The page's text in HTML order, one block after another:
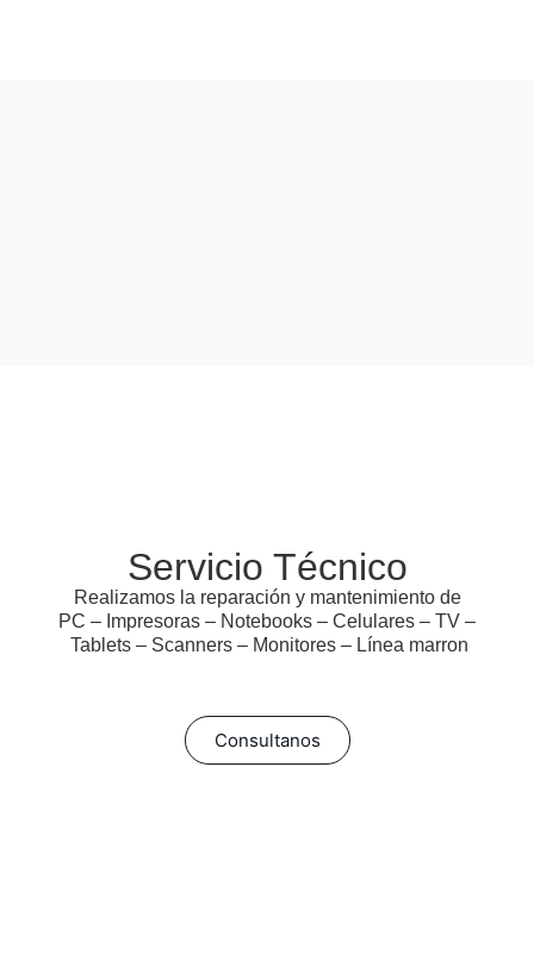
Servicio Técnico
Realizamos la reparación y mantenimiento de
PC – Impresoras – Notebooks – Celulares – TV –
Tablets – Scanners – Monitores – Línea marron
Consultanos